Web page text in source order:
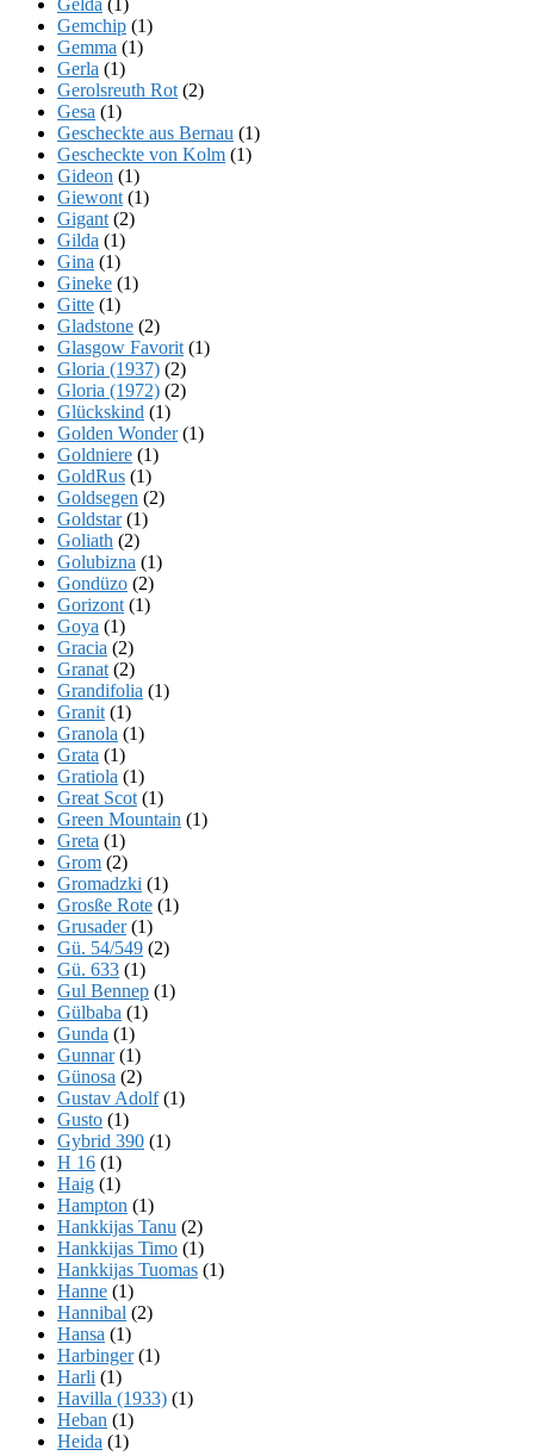
Gemchip (1)
Gemma (1)
Gerla (1)
Gerolsreuth Rot (2)
Gesa (1)
Gescheckte aus Bernau (1)
Gescheckte von Kolm (1)
Gideon (1)
Giewont (1)
Gigant (2)
Gilda (1)
Gina (1)
Gineke (1)
Gitte (1)
Gladstone (2)
Glasgow Favorit (1)
Gloria (1937) (2)
Gloria (1972) (2)
Glückskind (1)
Golden Wonder(1)
Goldniere (1)
GoldRus (1)
Goldsegen (2)
Goldstar(1)
Goliath (2)
Golubizna (1)
Gondüzo (2)
Gorizont (1)
Goya (1)
Gracia (2)
Granat (2)
Grandifolia (1)
Granit (1)
Granola (1)
Grata (1)
Gratiola (1)
Great Scot (1)
Green Mountain (1)
Greta (1)
Grom (2)
Gromadzki (1)
Grosße Rote (1)
Grusader(1)
Gü. 54/549 (2)
Gü. 633 (1)
Gul Bennep (1)
Gülbaba (1)
Gunda (1)
Gunnar(1)
Günosa (2)
Gustav Adolf(1)
Gusto (1)
Gybrid 390 (1)
H 16 (1)
Haig (1)
Hampton (1)
Hankkijas Tanu (2)
Hankkijas Timo (1)
Hankkijas Tuomas (1)
Hanne (1)
Hannibal (2)
Hansa (1)
Harbinger(1)
Harli (1)
Havilla (1933) (1)
Heban (1)
Heida (1)